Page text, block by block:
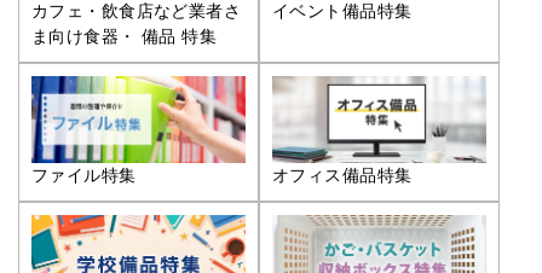
カフェ・飲食店など業者さ
ま向け食器・ 備品 特集
イベント備品特集
ファイル特集 オフィス備品特集